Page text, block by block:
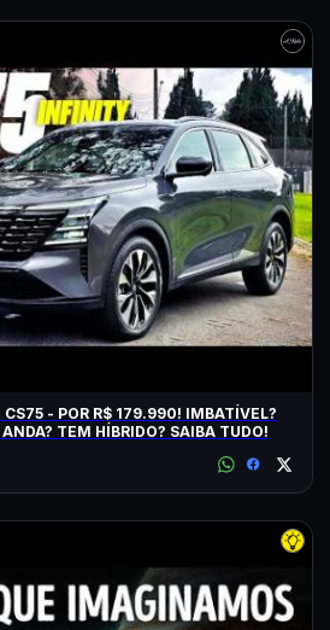
- POR R$ 179.990! IMBATÍVEL?
TEM HÍBRIDO? SAIBA TUDO!